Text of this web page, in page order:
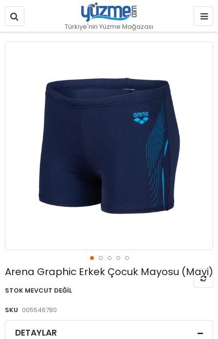
Türkiye'nin Yüzme Mağazası
Arena Graphic Erkek Çocuk Mayosu (Mavi)
STOK MEVCUT DEĞIL
SKU 005546780
Resim
Resim
başlangıcına
DETAYLAR